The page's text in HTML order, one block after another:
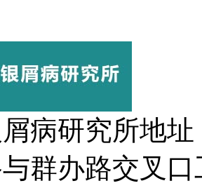
病研究所地
与群办路交叉